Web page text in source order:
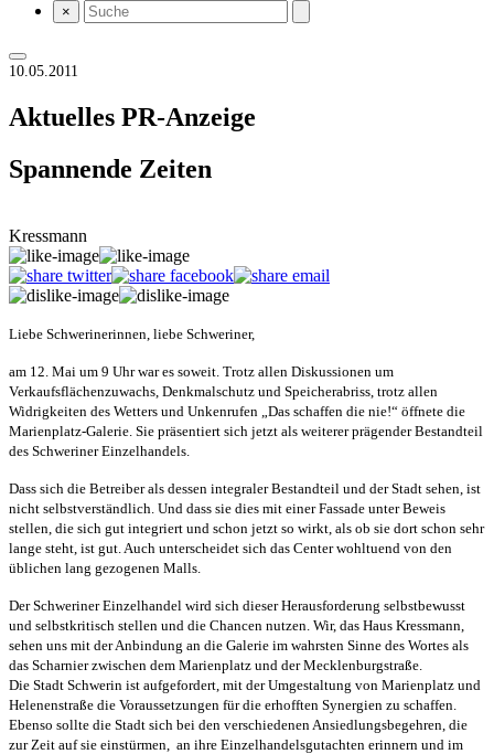
×
10.05.2011
Aktuelles PR-Anzeige
Spannende Zeiten
Kressmann
Liebe Schwerinerinnen, liebe Schweriner,
am 12. Mai um 9 Uhr war es soweit. Trotz allen Diskussionen um
Verkaufsflächenzuwachs, Denkmalschutz und Speicherabriss, trotz allen
Widrigkeiten des Wetters und Unkenrufen „Das schaffen die nie!“ öffnete die
Marienplatz-Galerie. Sie präsentiert sich jetzt als weiterer prägender Bestandteil
des Schweriner Einzelhandels.
Dass sich die Betreiber als dessen integraler Bestandteil und der Stadt sehen, ist
nicht selbstverständlich. Und dass sie dies mit einer Fassade unter Beweis
stellen, die sich gut integriert und schon jetzt so wirkt, als ob sie dort schon sehr
lange steht, ist gut. Auch unterscheidet sich das Center wohltuend von den
üblichen lang gezogenen Malls.
Der Schweriner Einzelhandel wird sich dieser Herausforderung selbstbewusst
und selbstkritisch stellen und die Chancen nutzen. Wir, das Haus Kressmann,
sehen uns mit der Anbindung an die Galerie im wahrsten Sinne des Wortes als
das Scharnier zwischen dem Marienplatz und der Mecklenburgstraße.
Die Stadt Schwerin ist aufgefordert, mit der Umgestaltung von Marienplatz und
Helenenstraße die Voraussetzungen für die erhofften Synergien zu schaffen.
Ebenso sollte die Stadt sich bei den verschiedenen Ansiedlungsbegehren, die
zur Zeit auf sie einstürmen, an ihre Einzelhandelsgutachten erinnern und im